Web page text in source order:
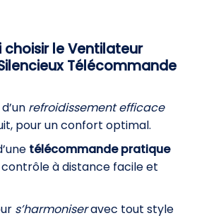
choisir le Ventilateur
Télécommande
refroidissement efficace
pour un confort optimal.
télécommande pratique
à distance facile et
s’harmoniseravec tout style